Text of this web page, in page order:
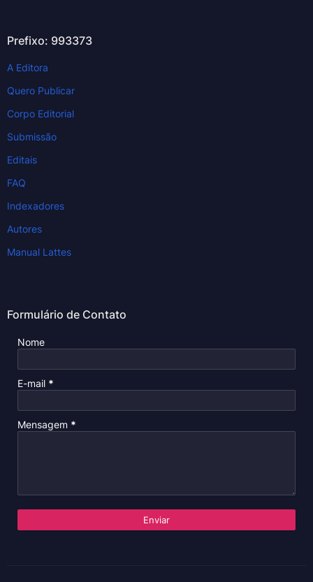
Prefixo: 993373
A Editora
Quero Publicar
Corpo Editorial
Submissão
Editais
FAQ
Indexadores
Autores
Manual Lattes
Formulário de Contato
Nome
E-mail *
Mensagem *